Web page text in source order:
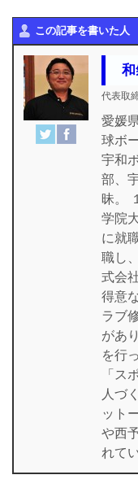
この記事を書いた人
代表取
愛媛
球ボ
宇和
部、
昧。
学院
に就
職し
式会
得意
ラブ
があ
を行
「ス
人づ
ット
や西
れて